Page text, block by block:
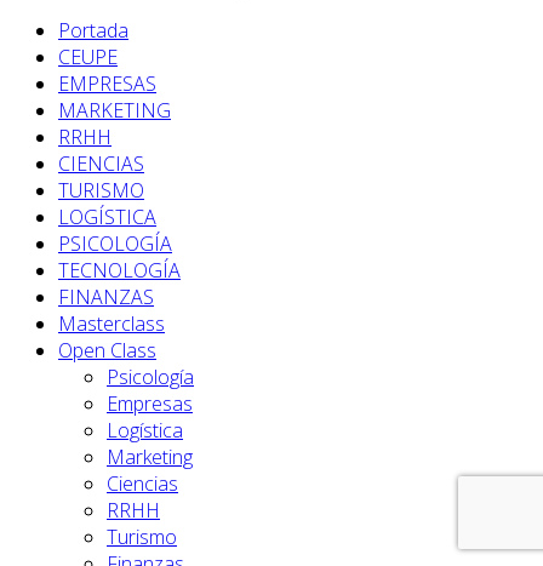
Portada
CEUPE
EMPRESAS
MARKETING
RRHH
CIENCIAS
TURISMO
LOGÍSTICA
PSICOLOGÍA
TECNOLOGÍA
FINANZAS
Masterclass
Open Class
Psicología
Empresas
Logística
Marketing
Ciencias
RRHH
Turismo